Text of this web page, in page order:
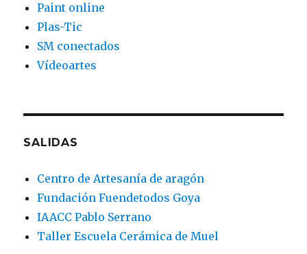
Paint online
Plas-Tic
SM conectados
Vídeoartes
SALIDAS
Centro de Artesanía de aragón
Fundación Fuendetodos Goya
IAACC Pablo Serrano
Taller Escuela Cerámica de Muel